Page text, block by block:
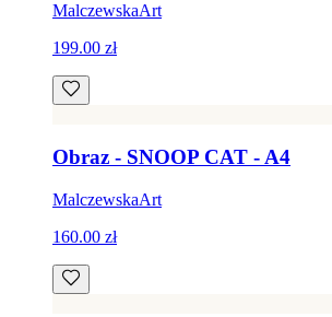
MalczewskaArt
199.00 zł
Obraz - SNOOP CAT - A4
MalczewskaArt
160.00 zł